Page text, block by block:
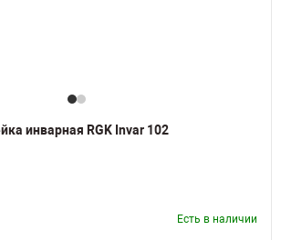
инварная RGK Invar 102
Есть в наличии